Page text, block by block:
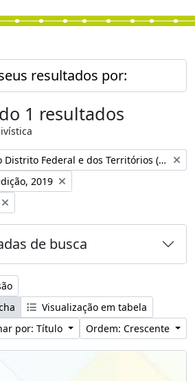
resultados por:
1 resultados
Tribunal de Justiça do Distrito Federal e dos Territórios (Brasil)
2019
de busca
Visualização em tabela
por: Título
Ordem: Crescente